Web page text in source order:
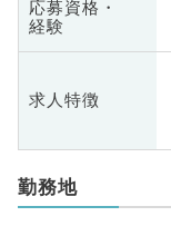
応募資格・
経験
求人特徴
勤務地